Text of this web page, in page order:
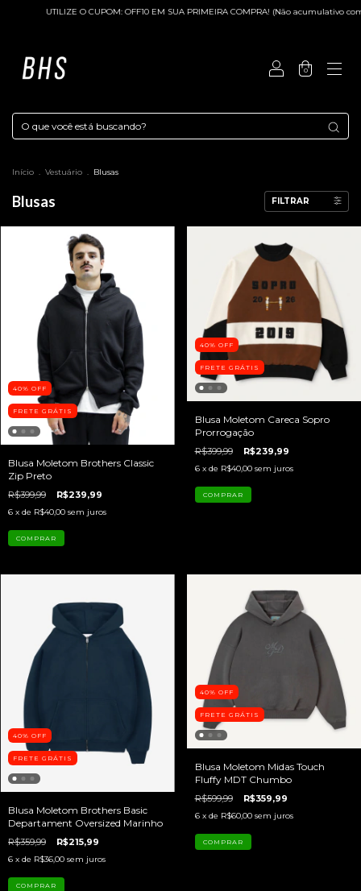
O CUPOM: OFF10 EM SUA PRIMEIRA COMPRA! (Não acumulativo com
0
Início . Vestuário . Blusas
Blusas FILTRAR
40% OFF
FRETE GRÁTIS
Blusa Moletom Brothers Classic
Zip Preto
R$399,99 R$239,99
6 x de R$40,00 sem juros
COMPRAR
40% OFF
FRETE GRÁTIS
Blusa Moletom Careca Sopro
Prorrogação
R$399,99 R$239,99
6 x de R$40,00 sem juros
COMPRAR
40% OFF
FRETE GRÁTIS
Blusa Moletom Brothers Basic
Departament Oversized Marinho
R$359,99 R$215,99
6 x de R$36,00 sem juros
COMPRAR
40% OFF
FRETE GRÁTIS
Blusa Moletom Midas Touch
Fluffy MDT Chumbo
R$599,99 R$359,99
6 x de R$60,00 sem juros
COMPRAR